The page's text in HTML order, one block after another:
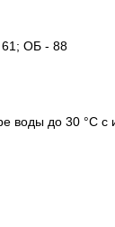
ОБ - 88
воды до 30 °C с